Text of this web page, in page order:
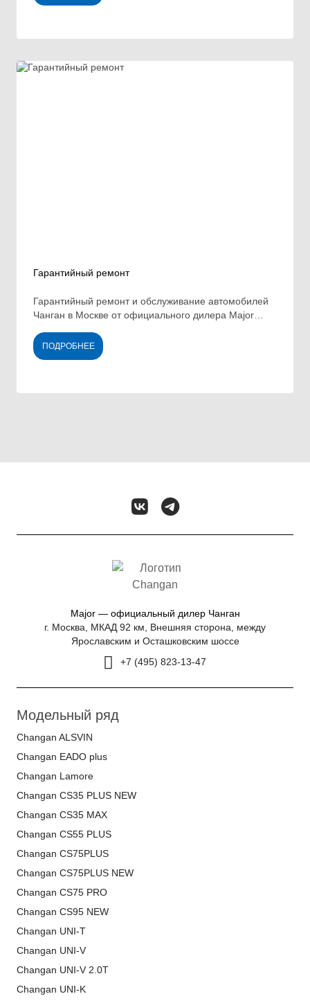
Гарантийный ремонт
Гарантийный ремонт и обслуживание автомобилей
Чанган в Москве от официального дилера Major
ПОДРОБНЕЕ
Major — официальный дилер Чанган
г. Москва, МКАД 92 км, Внешняя сторона, между
Ярославским и Осташковским шоссе
+7 (495) 823-13-47
Модельный ряд
Changan ALSVIN
Changan EADO plus
Changan Lamore
Changan CS35 PLUS NEW
Changan CS35 MAX
Changan CS55 PLUS
Changan CS75PLUS
Changan CS75PLUS NEW
Changan CS75 PRO
Changan CS95 NEW
Changan UNI-T
Changan UNI-V
Changan UNI-V 2.0T
Changan UNI-K